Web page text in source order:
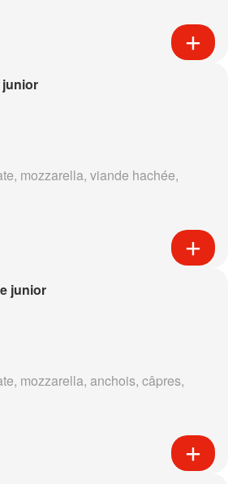
junior
mozzarella, viande hachée,
junior
mozzarella, anchois, câpres,